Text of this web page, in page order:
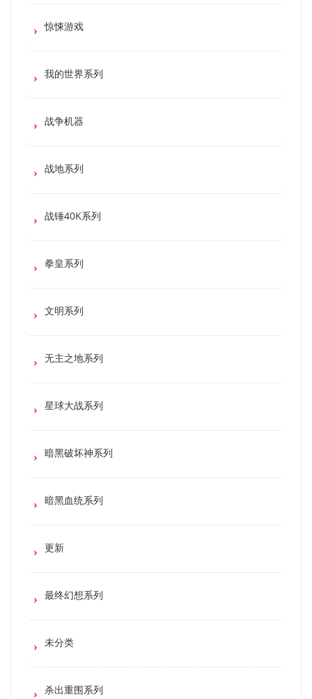
惊悚游戏
我的世界系列
战争机器
战地系列
战锤40K系列
拳皇系列
文明系列
无主之地系列
星球大战系列
暗黑破坏神系列
暗黑血统系列
更新
最终幻想系列
未分类
杀出重围系列